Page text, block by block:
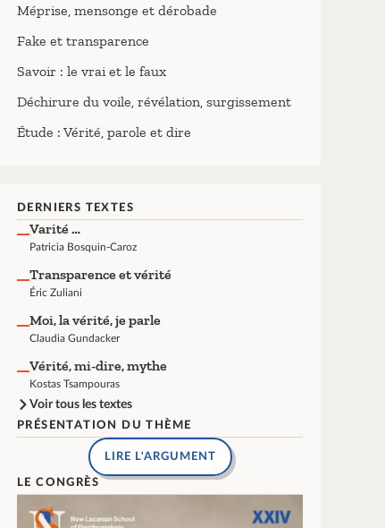
Méprise, mensonge et dérobade
Fake et transparence
Savoir : le vrai et le faux
Déchirure du voile, révélation, surgissement
Étude : Vérité, parole et dire
DERNIERS TEXTES
Varité …
Patricia Bosquin-Caroz
Transparence et vérité
Éric Zuliani
Moi, la vérité, je parle
Claudia Gundacker
Vérité, mi-dire, mythe
Kostas Tsampouras
Voir tous les textes
PRÉSENTATION DU THÈME
LIRE L'ARGUMENT
LE CONGRÈS